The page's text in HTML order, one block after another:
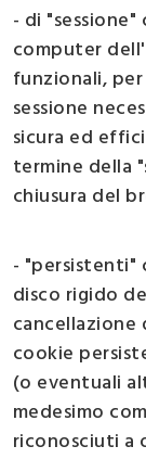
- di
computer
funzionali,
sessione
sicura ed
termine della
chiusura del
- "persistenti"
disco rigido
cookie
(o eventuali
medesimo
riconosciuti a